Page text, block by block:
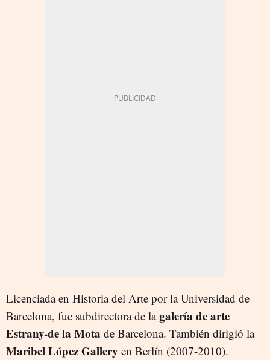
Licenciada en Historia del Arte por la Universidad de
Barcelona, fue subdirectora de lagalería de arte
Estrany-de la Mota de Barcelona. También dirigió la
Maribel López Gallery en Berlín (2007-2010).